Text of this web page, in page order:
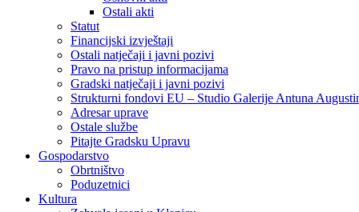
Ostali akti
Statut
Financijski izvještaji
Ostali natječaji i javni pozivi
Pravo na pristup informacijama
Gradski natječaji i javni pozivi
Strukturni fondovi EU – Studio Galerije Antuna
Adresar uprave
Ostale službe
Pitajte Gradsku Upravu
Gospodarstvo
Obrtništvo
Poduzetnici
Kultura